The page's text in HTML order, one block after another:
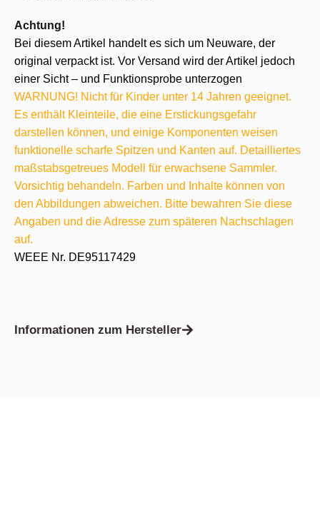
Achtung!
Bei diesem Artikel handelt es sich um Neuware, der
original verpackt ist. Vor Versand wird der Artikel jedoch
einer Sicht – und Funktionsprobe unterzogen
WARNUNG! Nicht für Kinder unter 14 Jahren geeignet.
Es enthält Kleinteile, die eine Erstickungsgefahr
darstellen können, und einige Komponenten weisen
funktionelle scharfe Spitzen und Kanten auf. Detailliertes
maßstabsgetreues Modell für erwachsene Sammler.
Vorsichtig behandeln. Farben und Inhalte können von
den Abbildungen abweichen. Bitte bewahren Sie diese
Angaben und die Adresse zum späteren Nachschlagen
auf.
WEEE Nr. DE95117429
Informationen zum Hersteller